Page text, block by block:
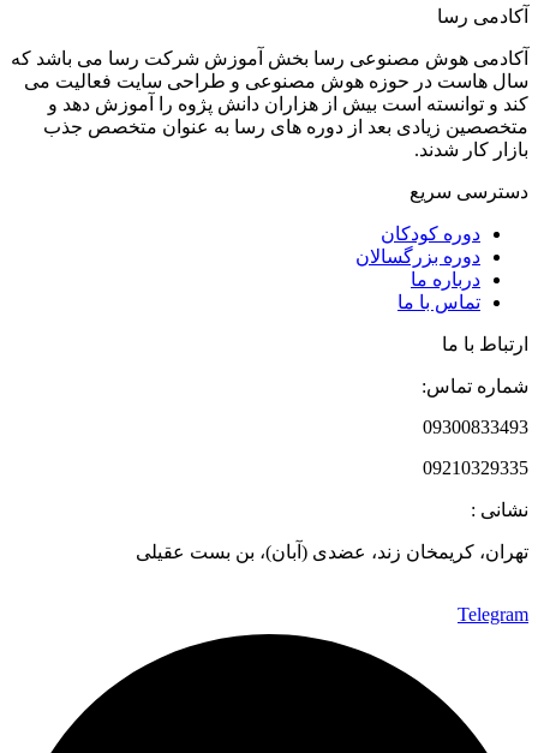
آکادمی رسا
آکادمی هوش مصنوعی رسا بخش آموزش شرکت رسا می باشد که
سال هاست در حوزه هوش مصنوعی و طراحی سایت فعالیت می
کند و توانسته است بیش از هزاران دانش پژوه را آموزش دهد و
متخصصین زیادی بعد از دوره های رسا به عنوان متخصص جذب
بازار کار شدند.
دسترسی سریع
دوره‌ کودکان
دوره‌ بزرگسالان
درباره ما
تماس با ما
ارتباط با ما
شماره تماس:
09300833493
09210329335
نشانی :
تهران، کریمخان زند، عضدی (آبان)، بن بست عقیلی
Telegram